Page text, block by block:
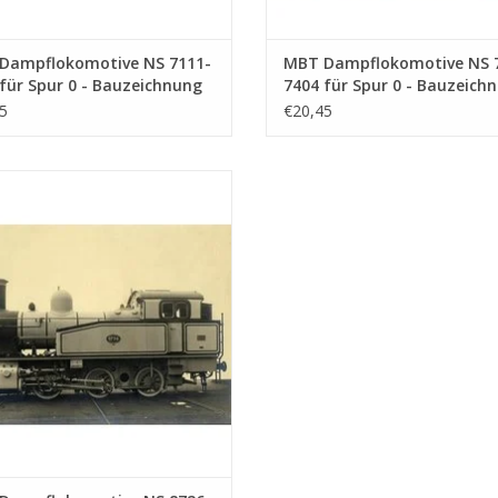
NS 7111-
Spur 0 - Bauzeichnung
1 : 40 (29.00.107)
MBT Dampflokomotive NS
7404 für Spur 0 -
Maßstab 1 : 40 (29.00.108)
€20,45
(29.00.111)